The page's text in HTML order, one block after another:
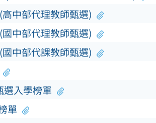
中部代理教師甄選)
中部代理教師甄選)
中部代課教師甄選)
選入學榜單
單